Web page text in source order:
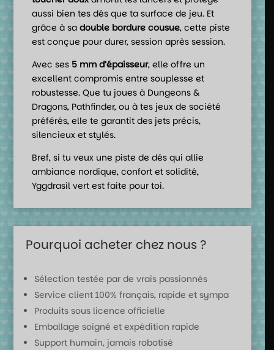
aussi bien tes dés que ta surface de jeu. Et
grâce à sa double bordure cousue, cette piste
est conçue pour durer, session après session.
Avec ses 5 mm d’épaisseur, elle offre un
excellent compromis entre souplesse et
robustesse. Que tu joues à Dungeons &
Dragons, Pathfinder, ou à tes jeux de société
préférés, elle te garantit des jets précis,
silencieux et stylés.
Bref, si tu veux une piste de dés qui allie
ambiance nordique, confort et solidité,
Yggdrasil vert est faite pour toi.
Pourquoi acheter chez nous ?
Sélection testée par de vrais passionnés
Service client 100% français, rapide et sympa
Produits sous licence officielle
Emballage soigné et expédition rapide
Support humain, jamais robotisé